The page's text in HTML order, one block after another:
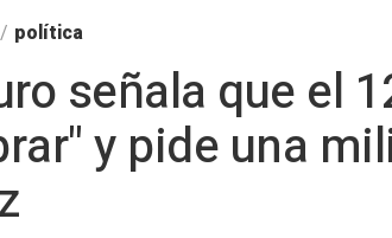
/ política
señala que el
y pide una